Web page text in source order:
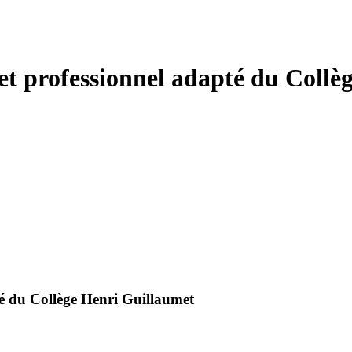
professionnel adapté du
du Collège Henri Guillaumet